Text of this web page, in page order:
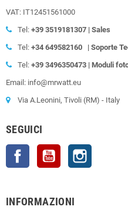
VAT: IT12451561000
Tel: +39 3519181307 | Sales
Tel: +34 649582160 | Soporte
Tel: +39 3496350473 | Moduli
Email: info@mrwatt.eu
Via A.Leonini, Tivoli (RM) - Italy
SEGUICI
Facebook YouTube
INFORMAZIONI